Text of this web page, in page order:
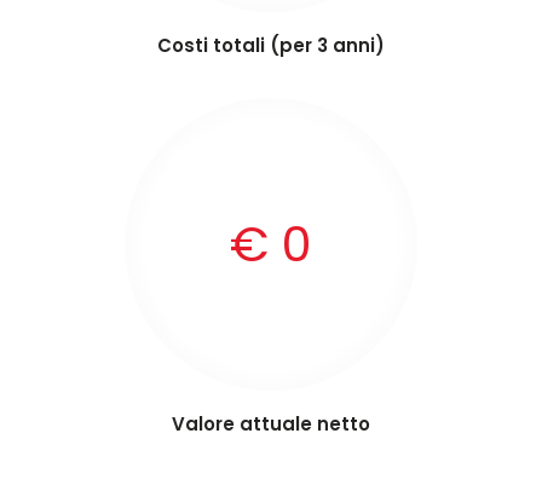
Costi totali (per 3 anni)
€ 0
Valore attuale netto